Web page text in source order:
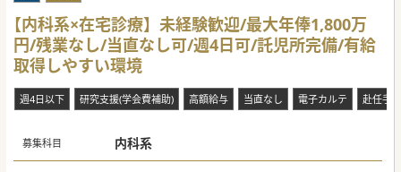
【内科系×在宅診療】未経験歓迎/最大年俸1,800万
円/残業なし/当直なし可/週4日可/託児所完備/有給
取得しやすい環境
週4日以下 研究支援(学会費補助) 高額給与 当直なし 電子カルテ 赴任手
募集科目 内科系